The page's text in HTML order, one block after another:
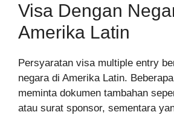
Visa Dengan
Amerika Latin
Persyaratan visa multiple entry
negara di Amerika Latin.
meminta dokumen tambahan
atau surat sponsor, sementara